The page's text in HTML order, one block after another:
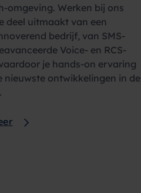
omgeving. Werken bij ons
deel uitmaakt van een
bedrijf, van SMS-
Voice- en RCS-
je hands-on ervaring
nieuwste ontwikkelingen in de